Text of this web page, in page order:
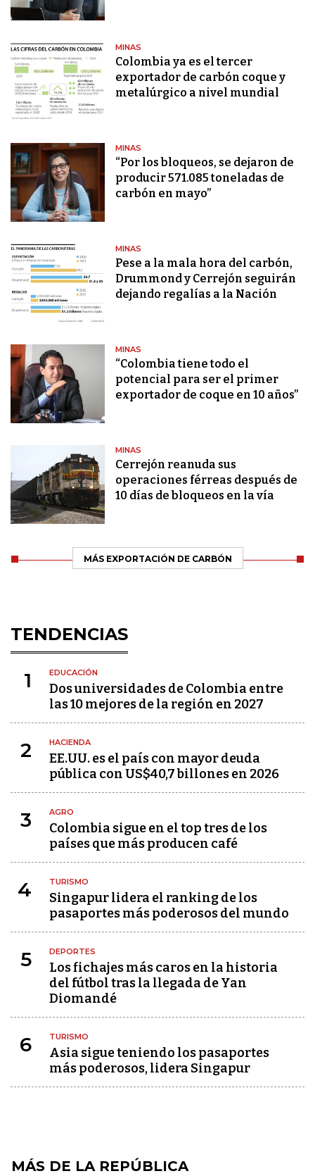
MINAS
Colombia ya es el tercer
exportador de carbón coque y
metalúrgico a nivel mundial
MINAS
“Por los bloqueos, se dejaron de
producir 571.085 toneladas de
carbón en mayo”
MINAS
Pese a la mala hora del carbón,
Drummond y Cerrejón seguirán
dejando regalías a la Nación
MINAS
“Colombia tiene todo el
potencial para ser el primer
exportador de coque en 10 años”
MINAS
Cerrejón reanuda sus
operaciones férreas después de
10 días de bloqueos en la vía
MÁS EXPORTACIÓN DE CARBÓN
TENDENCIAS
1 EDUCACIÓN
Dos universidades de Colombia entre
las 10 mejores de la región en 2027
2 HACIENDA
EE.UU. es el país con mayor deuda
pública con US$40,7 billones en 2026
3 AGRO
Colombia sigue en el top tres de los
países que más producen café
4 TURISMO
Singapur lidera el ranking de los
pasaportes más poderosos del mundo
5 DEPORTES
Los fichajes más caros en la historia
del fútbol tras la llegada de Yan
Diomandé
6 TURISMO
Asia sigue teniendo los pasaportes
más poderosos, lidera Singapur
MÁS DE LA REPÚBLICA